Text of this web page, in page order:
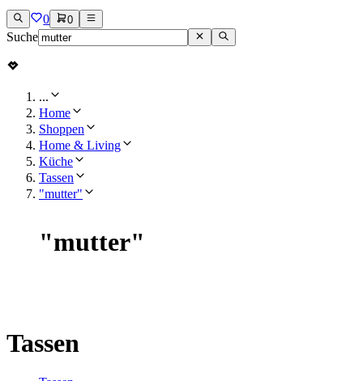
0 0
Suche
...
Home
Shoppen
Home & Living
Küche
Tassen
"mutter"
"mutter"
Tassen